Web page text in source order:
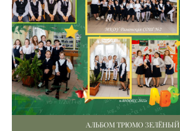
АЛЬБОМ ТРЮМО ЗЕЛЁНЫЙ